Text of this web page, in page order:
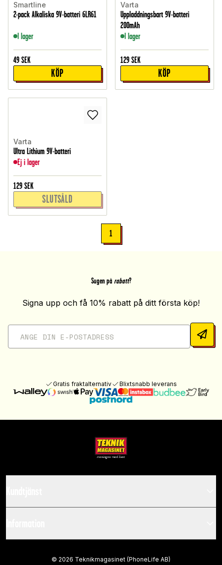
Smartline
2-pack Alkaliska 9V-batteri 6LR61
I lager
49 SEK
KÖP
Varta
Uppladdningsbart 9V-batteri
200mAh
I lager
129 SEK
KÖP
Varta
Ultra Lithium 9V-batteri
Ej i lager
129 SEK
SLUTSÅLD
1
Sugen på rabatt?
Signa upp och få 10% rabatt på ditt första köp!
Gratis fraktalternativ Blixtsnabb leverans
© 2026 Teknikmagasinet (PhoneLife AB)